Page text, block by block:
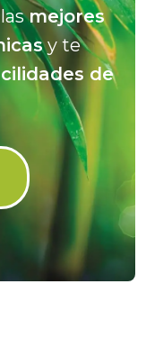
mejores
y te
de